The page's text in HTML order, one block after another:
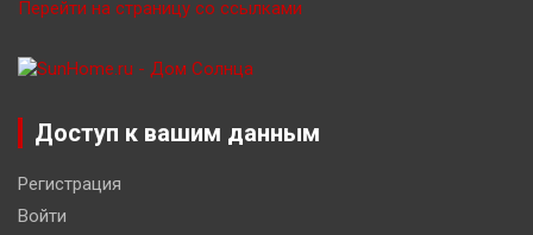
Перейти на страницу со ссылками
Доступ к вашим данным
Регистрация
Войти